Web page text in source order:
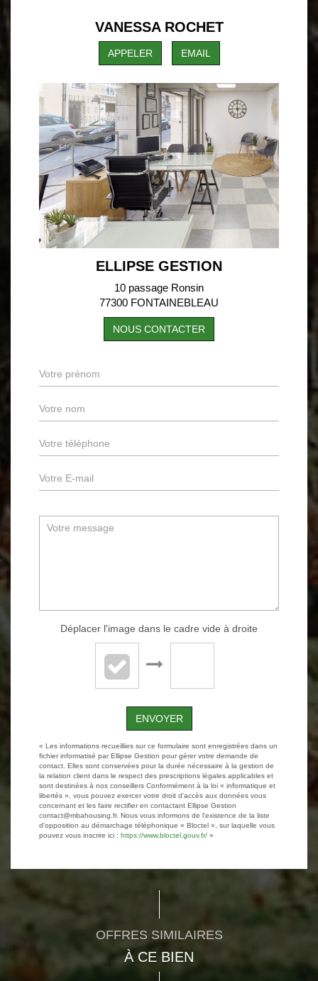
VANESSA ROCHET
APPELER EMAIL
ELLIPSE GESTION
10 passage Ronsin
77300 FONTAINEBLEAU
NOUS CONTACTER
Déplacer l'image dans le cadre vide à droite
ENVOYER
« Les informations recueillies sur ce formulaire sont enregistrées dans un
fichier informatisé par Ellipse Gestion pour gérer votre demande de
contact. Elles sont conservées pour la durée nécessaire à la gestion de
la relation client dans le respect des prescriptions légales applicables et
sont destinées à nos conseillers Conformément à la loi « informatique et
libertés », vous pouvez exercer votre droit d'accès aux données vous
concernant et les faire rectifier en contactant Ellipse Gestion
contact@mbahousing.fr. Nous vous informons de l'existence de la liste
d'opposition au démarchage téléphonique « Bloctel », sur laquelle vous
pouvez vous inscrire ici : https://www.bloctel.gouv.fr/ »
OFFRES SIMILAIRES
À CE BIEN